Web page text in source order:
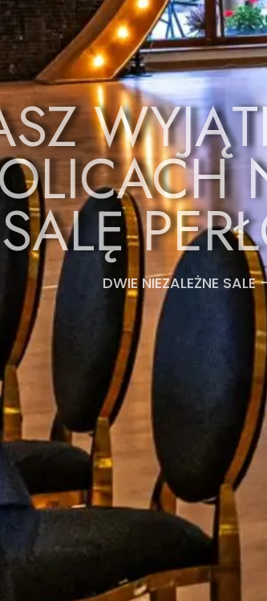
SALĘ
DWIE NIEZALEŻNE